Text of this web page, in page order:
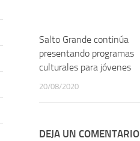
Salto Grande continúa
presentando programas
culturales para jóvenes
20/08/2020
DEJA UN COMENTARIO